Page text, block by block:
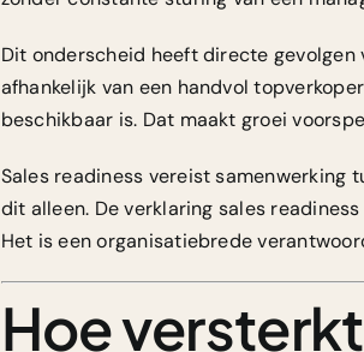
Dit onderscheid heeft directe gevolgen
afhankelijk van een handvol
beschikbaar is. Dat maakt groei
Sales readiness vereist samenwerking
dit alleen. De verklaring sales
Het is een organisatiebrede
Hoe